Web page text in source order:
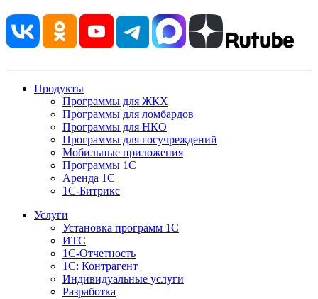
Продукты
Программы для ЖКХ
Программы для ломбардов
Программы для НКО
Программы для госучреждений
Мобильные приложения
Программы 1С
Аренда 1С
1С-Битрикс
Услуги
Установка программ 1С
ИТС
1С-Отчетность
1С: Контрагент
Индивидуальные услуги
Разработка